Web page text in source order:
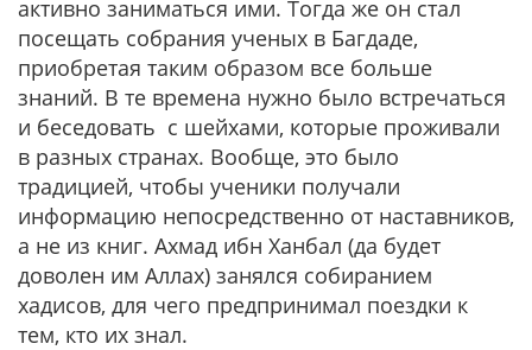
активно заниматься ими. Тогда же он стал
посещать собрания ученых в Багдаде,
приобретая таким образом все больше
знаний. В те времена нужно было встречаться
и беседовать с шейхами, которые проживали
в разных странах. Вообще, это было
традицией, чтобы ученики получали
информацию непосредственно от наставников,
а не из книг. Ахмад ибн Ханбал (да будет
доволен им Аллах) занялся собиранием
хадисов, для чего предпринимал поездки к
тем, кто их знал.